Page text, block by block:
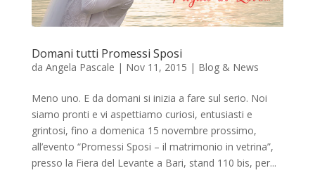
Domani tutti Promessi Sposi
da Angela Pascale | Nov 11, 2015 | Blog & News
Meno uno. E da domani si inizia a fare sul serio. Noi
siamo pronti e vi aspettiamo curiosi, entusiasti e
grintosi, fino a domenica 15 novembre prossimo,
all’evento “Promessi Sposi – il matrimonio in vetrina”,
presso la Fiera del Levante a Bari, stand 110 bis, per...